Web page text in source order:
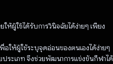
ห้ผู้ใช้ได้รับการวินิจฉัยได้ง่ายๆ เพียง
อให้ผู้ใช้ระบุจุดอ่อนของตนเองได้ง่ายๆ
ระเภท จึงช่วยพัฒนาการแข่งขันกีฬาได้